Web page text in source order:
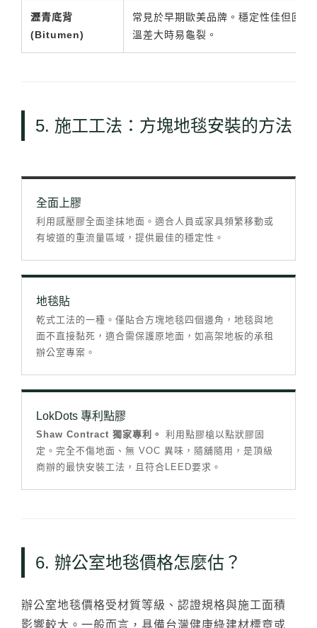
瀝青底背
(Bitumen)
常見於早期歐美品牌。穩定性佳但回收
溫差大時易龜裂。
5. 施工工法：方塊地毯安裝的方法
全面上膠
利用感壓膠全面塗抹地面。適合人員或家具頻繁移動或
有坡道的重流量區域，提供最佳的穩定性。
地毯貼
乾式工法的一種。僅貼合方塊地毯四個邊角，地毯與地
面不直接黏死，適合需保護原地面，如高架地板的承租
辦公室專案。
LokDots 專利點膠
Shaw Contract 獨家專利。
利用點膠槍以點狀膠固
定。完全不傷地面、無 VOC 異味，隨舖隨用，是頂級
商辦的最快安裝工法，且符合LEED要求。
6. 辦公室地毯價格怎麼估？
辦公室地毯價格受材質等級、認證規格與施工面積
影響較大。一般而言，具備台灣健康綠建材標章或